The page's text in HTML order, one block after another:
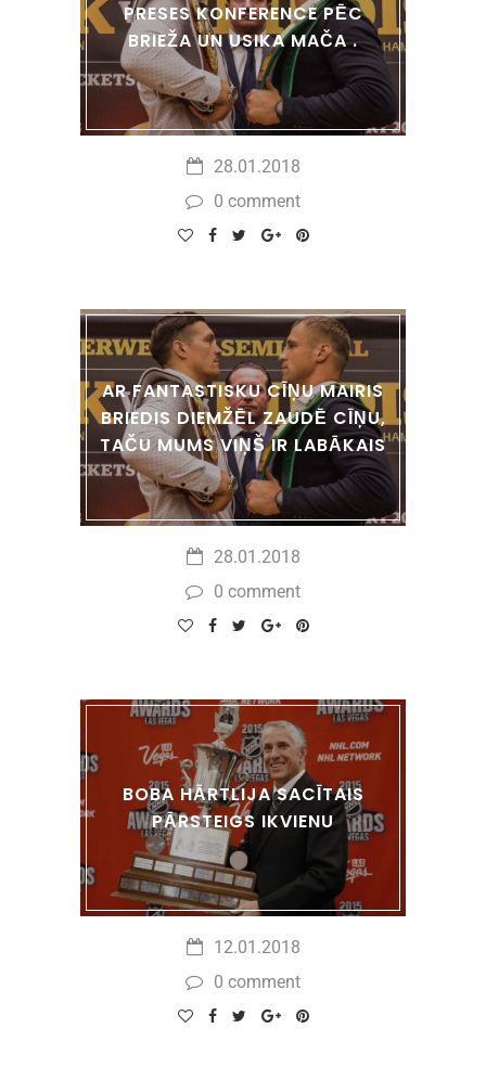
PRESES KONFERENCE PĒC
BRIEŽA UN USIKA MAČA .
28.01.2018
0 comment
AR FANTASTISKU CĪŅU MAIRIS
BRIEDIS DIEMŽĒL ZAUDĒ CĪŅU,
TAČU MUMS VIŅŠ IR LABĀKAIS
28.01.2018
0 comment
BOBA HĀRTLIJA SACĪTAIS
PĀRSTEIGS IKVIENU
12.01.2018
0 comment